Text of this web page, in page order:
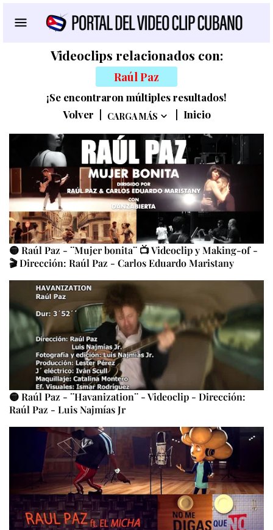
Videoclips relacionados con:
Raúl Paz
¡Se encontraron múltiples resultados!
Volver
CARGA MÁS Inicio
🟡 Raúl Paz - ¨Mujer bonita¨ 📺 Videoclip y Making-of -
🎬 Dirección: Raúl Paz - Carlos Eduardo Maristany
🟡 Raúl Paz - ¨Havanization¨ - Videoclip - Dirección:
Raúl Paz - Luis Najmías Jr